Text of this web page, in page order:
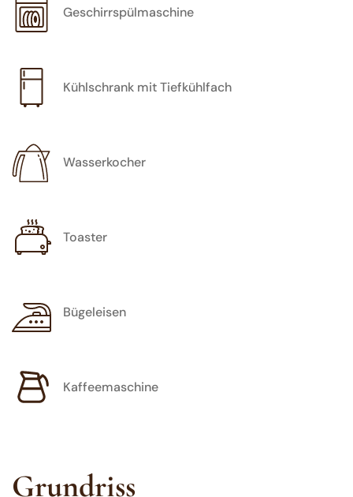
Geschirrspülmaschine
Kühlschrank mit Tiefkühlfach
Wasserkocher
Toaster
Bügeleisen
Kaffeemaschine
Grundriss